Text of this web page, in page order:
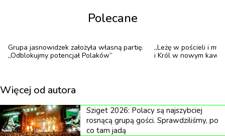
Polecane
Grupa jasnowidzek założyła własną partię.
„Odblokujmy potencjał Polaków”
„Leżę w pościeli i
i Król w nowym
Więcej od autora
Sziget 2026: Polacy są najszybciej
rosnącą grupą gości. Sprawdziliśmy, po
co tam jadą